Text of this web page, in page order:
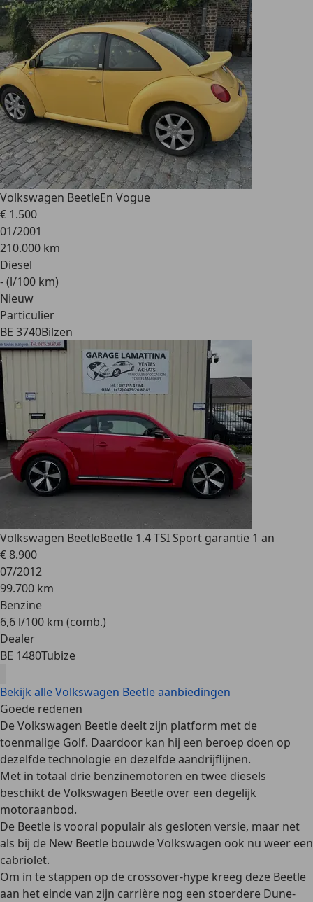
Volkswagen BeetleEn Vogue
€ 1.500
01/2001
210.000 km
Diesel
- (l/100 km)
Nieuw
Particulier
BE 3740Bilzen
Volkswagen BeetleBeetle 1.4 TSI Sport garantie 1 an
€ 8.900
07/2012
99.700 km
Benzine
6,6 l/100 km (comb.)
Dealer
BE 1480Tubize
Bekijk alle Volkswagen Beetle aanbiedingen
Goede redenen
De Volkswagen Beetle deelt zijn platform met de
toenmalige Golf. Daardoor kan hij een beroep doen op
dezelfde technologie en dezelfde aandrijflijnen.
Met in totaal drie benzinemotoren en twee diesels
beschikt de Volkswagen Beetle over een degelijk
motoraanbod.
De Beetle is vooral populair als gesloten versie, maar net
als bij de New Beetle bouwde Volkswagen ook nu weer een
cabriolet.
Om in te stappen op de crossover-hype kreeg deze Beetle
aan het einde van zijn carrière nog een stoerdere Dune-